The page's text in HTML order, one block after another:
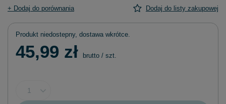
+ Dodaj do porównania Dodaj do listy zakupowej
Produkt niedostepny, dostawa wkrótce
45,99 zł brutto / szt.